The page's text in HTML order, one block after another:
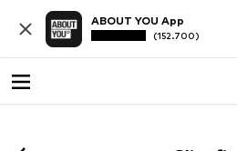
ABOUT YOU App
(152.700)